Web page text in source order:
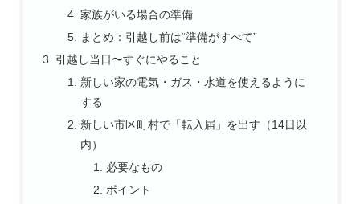
家族がいる場合の準備
まとめ：引越し前は“準備がすべて”
引越し当日〜すぐにやること
新しい家の電気・ガス・水道を使えるように
する
新しい市区町村で「転入届」を出す（14日以
内）
必要なもの
ポイント